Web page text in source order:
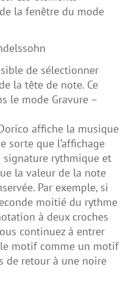
la fenêtre du mode
de sélectionner
la tête de note. Ce
le mode Gravure –
affiche la musique
sorte que l’affichage
rythmique et
la valeur de la note
Par exemple, si
moitié du rythme
à deux croches
continuez à entrer
motif comme un motif
de retour à une noire